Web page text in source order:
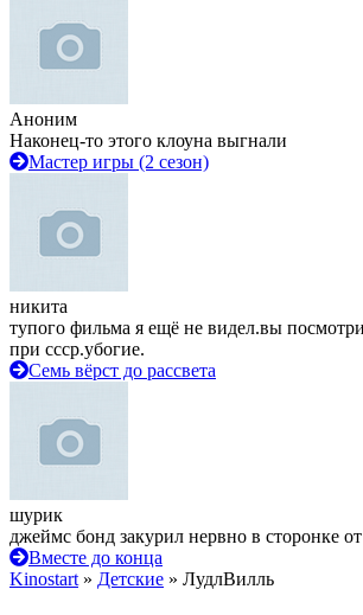
Аноним
Наконец-то этого клоуна выгнали
Мастер игры (2 сезон)
никита
тупого фильма я ещё не видел.вы
при ссср.убогие.
Семь вёрст до рассвета
шурик
джеймс бонд закурил нервно в сторонке
Вместе до конца
Kinostart » Детские » ЛудлВилль